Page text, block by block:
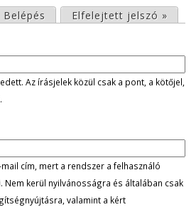
fül)
Belépés Elfelejtett jelszó »
Az írásjelek közül csak a pont, a kötőjel,
cím, mert a rendszer a felhasználó
Nem kerül nyilvánosságra és általában csak
valamint a kért